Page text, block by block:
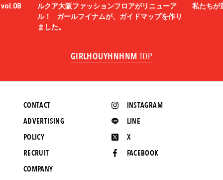
vol.08
ルクア大阪ファッションフロアがリニューア
ル！ ガールフイナムが、ガイドマップを作り
ました。
私たちが
GIRLHOUYHNHNM TOP
INSTAGRAM
LINE
X
FACEBOOK
CONTACT
ADVERTISING
POLICY
RECRUIT
COMPANY